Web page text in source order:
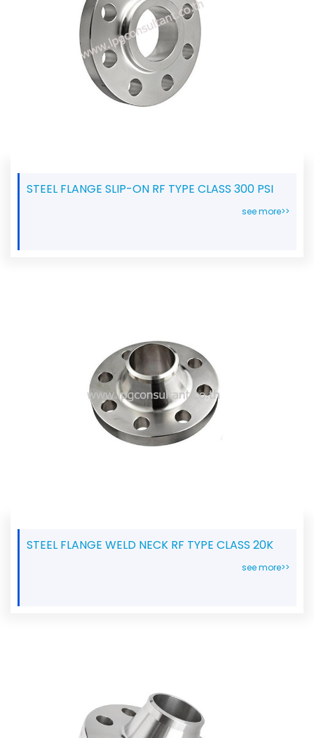
STEEL FLANGE SLIP-ON RF TYPE CLASS 300 PSI
see more>>
STEEL FLANGE WELD NECK RF TYPE CLASS 20K
see more>>